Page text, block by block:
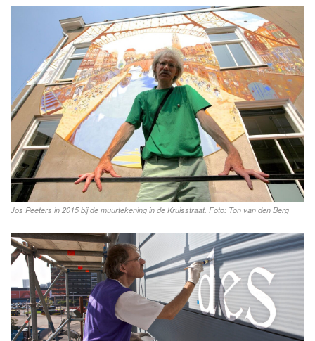
Jos Peeters in 2015 bij de muurtekening in de Kruisstraat. Foto: Ton van den Berg